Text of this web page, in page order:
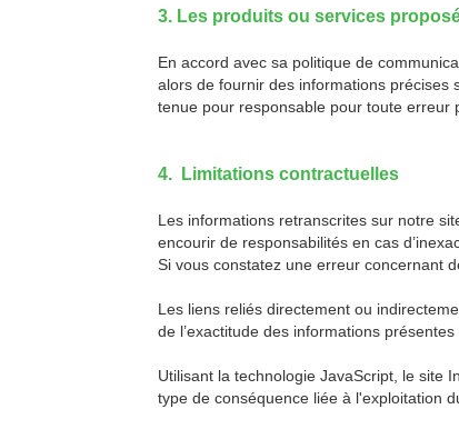
3. Les produits ou services
En accord avec sa politique de
alors de fournir des informations précises
tenue pour responsable pour toute erreur
4. Limitations contractuelles
Les informations retranscrites sur notre
encourir de responsabilités en cas
Si vous constatez une erreur concernant
Les liens reliés directement ou
de l’exactitude des informations
Utilisant la technologie JavaScript, le site
type de conséquence liée à l'exploitation